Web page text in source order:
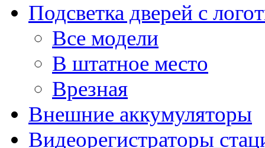
Подсветка дверей с
Все модели
В штатное место
Врезная
Внешние аккумуляторы
Видеорегистраторы